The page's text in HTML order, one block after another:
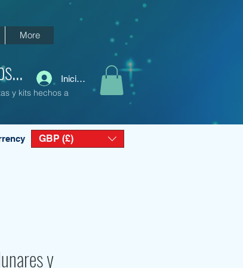
More
Iniciar sesión
y kits hechos a
GBP (£)
y